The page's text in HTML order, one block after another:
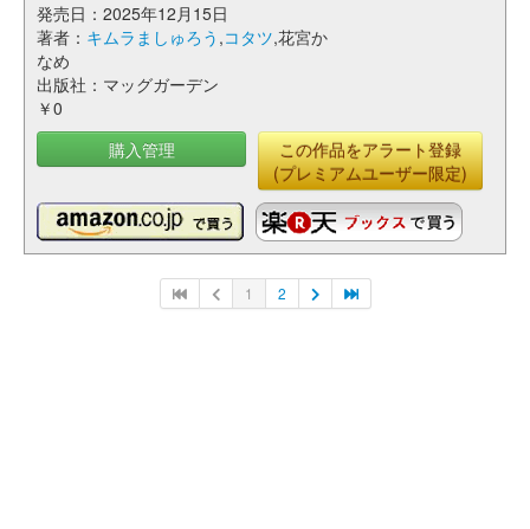
発売日：2025年12月15日
著者： キムラましゅろう ,コタツ,花宮か
なめ
出版社：マッグガーデン
￥0
購入管理
この作品をアラート登録
(プレミアムユーザー限定)
1 2